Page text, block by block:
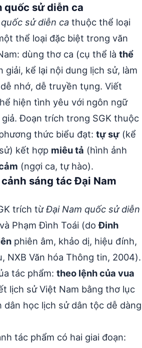
quốc sử diễn ca
sử diễn ca thuộc thể loại
thể loại đặc biệt trong văn
dùng thơ ca (cụ thể là thể
giải, kể lại nội dung lịch sử, làm
nhớ, dễ truyền tụng. Viết
hiện tình yêu với ngôn ngữ
Đoạn trích trong SGK thuộc
thức biểu đạt: tự sự (kể
kết hợp miêu tả (hình ảnh
(ngợi ca, tự hào).
sáng tác Đại Nam
trích từĐại Nam quốc sử diễn
Phạm Đình Toái (doĐinh
phiên âm, khảo dị, hiệu đính,
NXB Văn hóa Thông tin, 2004).
tác phẩm: theo lệnh của vua
lịch sử Việt Nam bằng thơ lục
dân học lịch sử dân tộc dễ dàng
tác phẩm có hai giai đoạn: